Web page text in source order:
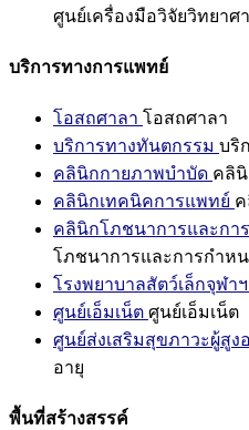
ศูนย์เครื่องมือวิจัยวิทยาศ
บริการทางการแพทย์
โอสถศาลา โอสถศาลา
บริการทางทันตกรรม บริ
คลินิกกายภาพบำบัด คลิ
คลินิกเทคนิคการแพทย์
คลินิกโภชนาการและกา
โภชนาการและการกำห
โรงพยาบาลสัตว์เล็กจุฬาฯ
ศูนย์เอ็มเน็ต ศูนย์เอ็มเน็ต
ศูนย์ส่งเสริมสุขภาวะผู้สูง
อายุ
พื้นที่สร้างสรรค์